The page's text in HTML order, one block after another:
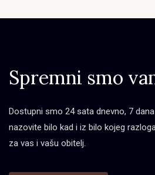
Spremni smo
Dostupni smo 24 sata dnevno, 7
nazovite bilo kad i iz bilo kojeg
za vas i vašu obitelj.